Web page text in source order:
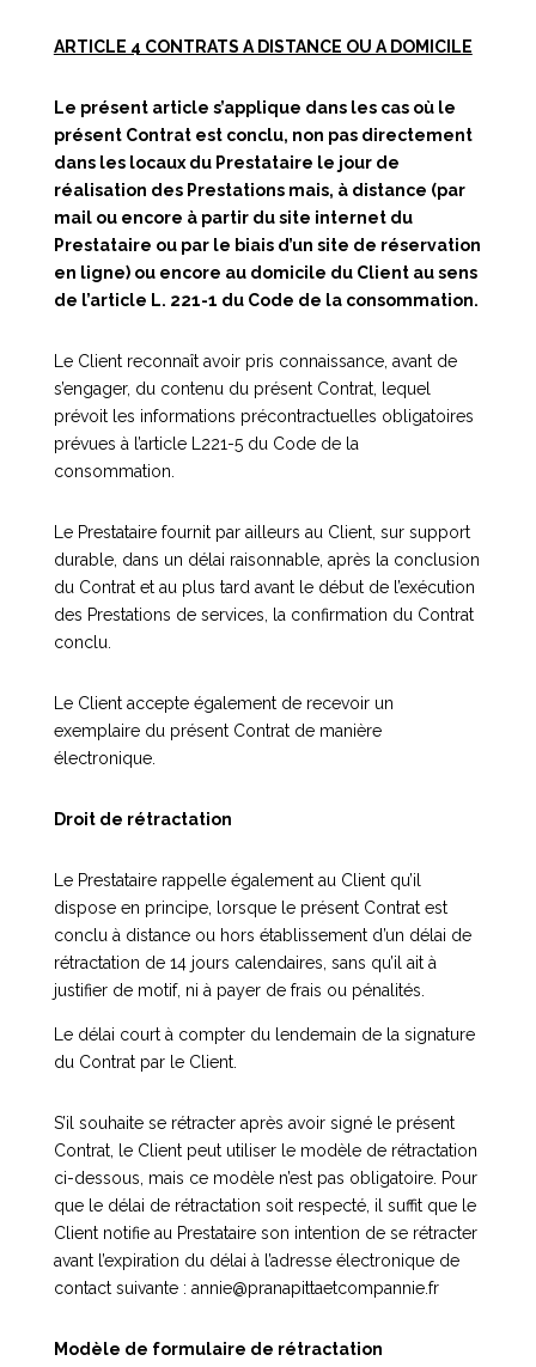
ARTICLE 4 CONTRATS A DISTANCE OU A DOMICILE
Le présent article s’applique dans les cas où le
présent Contrat est conclu, non pas directement
dans les locaux du Prestataire le jour de
réalisation des Prestations mais, à distance (par
mail ou encore à partir du site internet du
Prestataire ou par le biais d’un site de réservation
en ligne) ou encore au domicile du Client au sens
de l’article L. 221-1 du Code de la consommation.
Le Client reconnaît avoir pris connaissance, avant de
s’engager, du contenu du présent Contrat, lequel
prévoit les informations précontractuelles obligatoires
prévues à l’article L221-5 du Code de la
consommation.
Le Prestataire fournit par ailleurs au Client, sur support
durable, dans un délai raisonnable, après la conclusion
du Contrat et au plus tard avant le début de l’exécution
des Prestations de services, la confirmation du Contrat
conclu.
Le Client accepte également de recevoir un
exemplaire du présent Contrat de manière
électronique.
Droit de rétractation
Le Prestataire rappelle également au Client qu’il
dispose en principe, lorsque le présent Contrat est
conclu à distance ou hors établissement d’un délai de
rétractation de 14 jours calendaires, sans qu’il ait à
justifier de motif, ni à payer de frais ou pénalités.
Le délai court à compter du lendemain de la signature
du Contrat par le Client.
S’il souhaite se rétracter après avoir signé le présent
Contrat, le Client peut utiliser le modèle de rétractation
ci-dessous, mais ce modèle n’est pas obligatoire. Pour
que le délai de rétractation soit respecté, il suffit que le
Client notifie au Prestataire son intention de se rétracter
avant l’expiration du délai à l’adresse électronique de
contact suivante : annie@pranapittaetcompannie.fr
Modèle de formulaire de rétractation